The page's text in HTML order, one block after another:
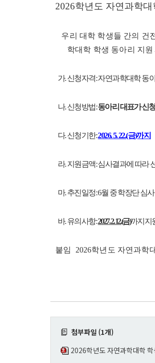
2026학년도 자연과학
우리 대학 학생들 간의 건
학대학 학생 동아리 지원
가. 신청자격: 자연과학대학 동
나. 신청방법:동아리 대표가 신
다. 신청기한:2026. 5. 22.(금)까지
라. 지원금액: 심사결과에 따라
마. 추진일정: 6월 중 학장단 심
바. 유의사항:2027. 2. 12.(금)까지 지
붙임 2026학년도 자연과학
첨부파일 (1개)
2026학년도 자연과학대학